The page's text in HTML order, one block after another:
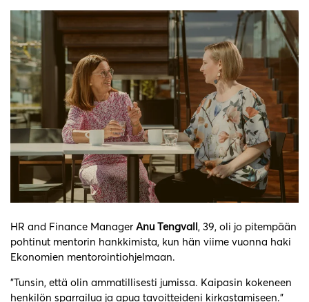
HR and Finance Manager Anu Tengvall, 39, oli jo pitempään
pohtinut mentorin hankkimista, kun hän viime vuonna haki
Ekonomien mentorointiohjelmaan.
”Tunsin, että olin ammatillisesti jumissa. Kaipasin kokeneen
henkilön sparrailua ja apua tavoitteideni kirkastamiseen.”